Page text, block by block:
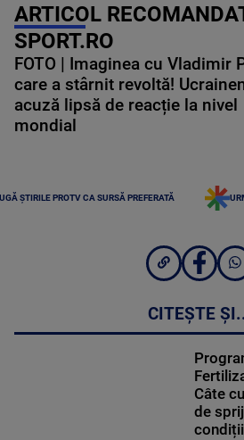
ARTICOL
SPORT.RO
FOTO | Imaginea cu Vladimir
care a stârnit revoltă!
acuză lipsă de reacție la nivel
mondial
ȘTIRILE PROTV CA SURSĂ PREFERATĂ
CITEȘTE
Câte
de